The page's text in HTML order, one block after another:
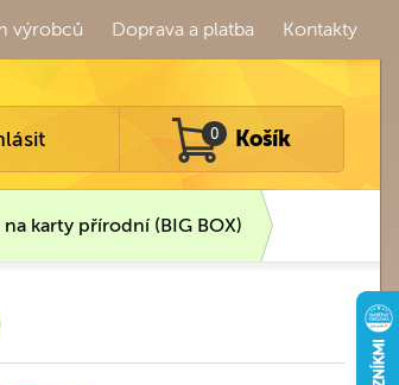
výrobců Doprava a platba Kontakty
0 Košík
na karty přírodní (BIG BOX)